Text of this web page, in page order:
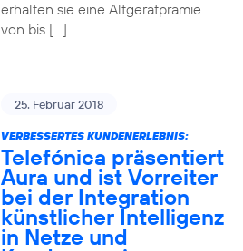
erhalten sie eine Altgerätprämie
von bis […]
25. Februar 2018
VERBESSERTES KUNDENERLEBNIS:
Telefónica präsentiert
Aura und ist Vorreiter
bei der Integration
künstlicher Intelligenz
in Netze und